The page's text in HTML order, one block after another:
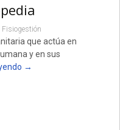
Fisiogestión
que actúa en
y en sus
→